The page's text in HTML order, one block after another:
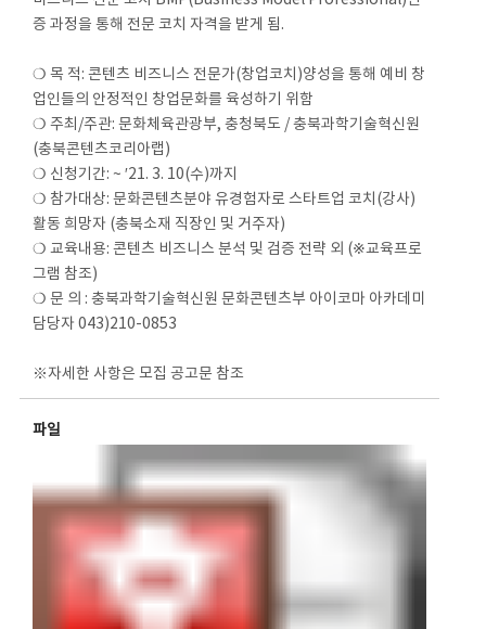
증 과정을 통해 전문 코치 자격을 받게 됨.
❍ 목 적: 콘텐츠 비즈니스 전문가(창업코치)양성을 통해 예비 창
업인들의 안정적인 창업문화를 육성하기 위함
❍ 주최/주관: 문화체육관광부, 충청북도 / 충북과학기술혁신원
(충북콘텐츠코리아랩)
❍ 신청기간: ~ ′21. 3. 10(수)까지
❍ 참가대상: 문화콘텐츠분야 유경험자로 스타트업 코치(강사)
활동 희망자 (충북소재 직장인 및 거주자)
❍ 교육내용: 콘텐츠 비즈니스 분석 및 검증 전략 외 (※교육프로
그램 참조)
❍ 문 의 : 충북과학기술혁신원 문화콘텐츠부 아이코마 아카데미
담당자 043)210-0853
※자세한 사항은 모집 공고문 참조
파일